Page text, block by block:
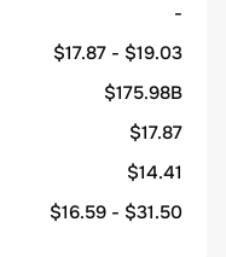
-
$17.87 - $19.03
$175.98B
$17.87
$14.41
$16.59 - $31.50